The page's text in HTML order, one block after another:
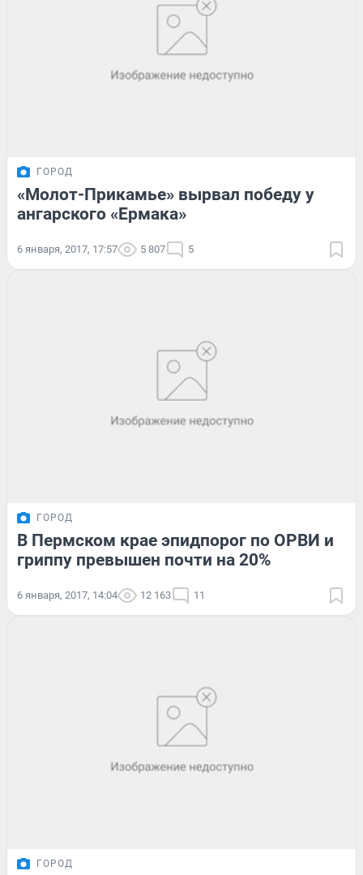
ГОРОД
«Молот-Прикамье» вырвал победу у
ангарского «Ермака»
6 января, 2017, 17:57 5 807 5
ГОРОД
В Пермском крае эпидпорог по ОРВИ и
гриппу превышен почти на 20%
6 января, 2017, 14:04 12 163 11
ГОРОД